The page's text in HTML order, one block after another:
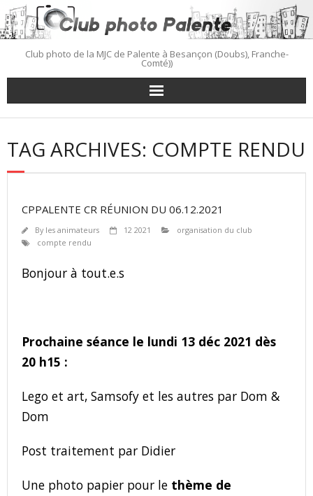
Skip
to
content
Club photo de la MJC de Palente à Besançon (Doubs), Franche-
Comté))
TAG ARCHIVES: COMPTE RENDU
CPPALENTE CR RÉUNION DU 06.12.2021
By les animateurs 12 2021
organisation du club
compte rendu
Bonjour à tout.e.s
Prochaine séance le lundi 13 déc 2021 dès
20 h15 :
Lego et art, Samsofy et les autres par Dom &
Dom
Post traitement par Didier
Une photo papier pour le thème de